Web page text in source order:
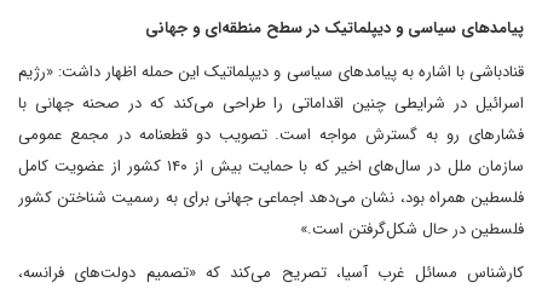
پیامدهای سیاسی و دیپلماتیک در سطح منطقه‌ای و جهانی
قنادباشی با اشاره به پیامدهای سیاسی و دیپلماتیک این حمله اظهار داشت: «رژیم
اسرائیل در شرایطی چنین اقداماتی را طراحی می‌کند که در صحنه جهانی با
فشارهای رو به گسترش مواجه است. تصویب دو قطعنامه در مجمع عمومی
سازمان ملل در سال‌های اخیر که با حمایت بیش از ۱۴۰ کشور از عضویت کامل
فلسطین همراه بود، نشان می‌دهد اجماعی جهانی برای به رسمیت شناختن کشور
فلسطین در حال شکل‌گرفتن است.»
کارشناس مسائل غرب آسیا، تصریح می‌کند که «تصمیم دولت‌های فرانسه،